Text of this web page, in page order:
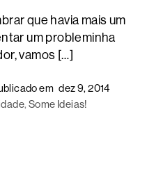
que havia mais um
um probleminha
vamos […]
em dez 9, 2014
, Some Ideias!